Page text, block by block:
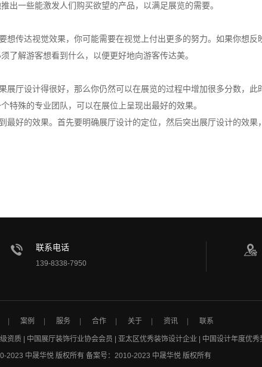
出一些能激发人们购买欲望的产品，以满足展览的需要。
传达视觉效果，你可能需要在视觉上付出更多的努力。如果你想反
了解游客想看到什么，以便更好地向游客传达美。
厅设计得很好，那么你仍然可以在展览的过程中增加很多分数，此
特殊的专业团队，可以在展位上呈现出最好的效果。
好的效果。首先要明确展厅设计的定位，然后突出展厅设计的效果
联系电话
139-8338-7950
案例 服务 合作 关于 资讯 联系
资质 | 中国展厅装饰行业协会会员 | 亚太区优秀装饰设计企业 | 中国设计年度优
2023 中晟华悦 版权所有 备案号： 2010-2023 中晟华悦 版权所有